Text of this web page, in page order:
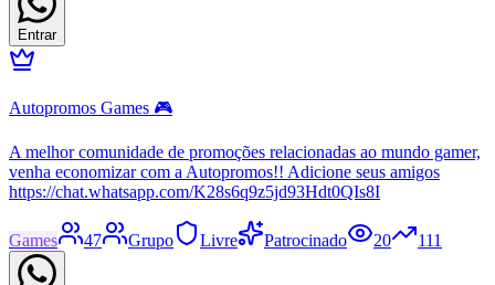
Entrar
Autopromos Games 🎮
A melhor comunidade de promoções relacionadas ao mundo gamer,
venha economizar com a Autopromos!! Adicione seus amigos
https://chat.whatsapp.com/K28s6q9z5jd93Hdt0QIs8I
Games 47 Grupo Livre Patrocinado 20 111